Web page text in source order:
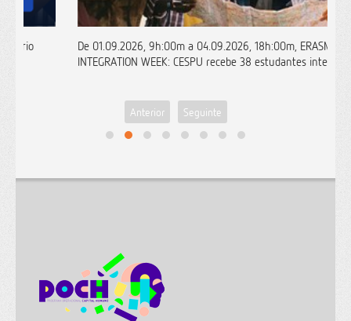
De 01.09.2026, 9h:00m a 04.09.2026, 18h:00m, ERASMUS+
INTEGRATION WEEK: CESPU recebe 38 estudantes internacionais
Anterior Seguinte